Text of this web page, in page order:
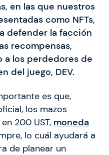
en las que nuestros
como NFTs,
defender la facción
recompensas,
a los perdedores de
del juego, DEV.
es que,
los mazos
200 UST, moneda
lo cuál ayudará a
de planear un